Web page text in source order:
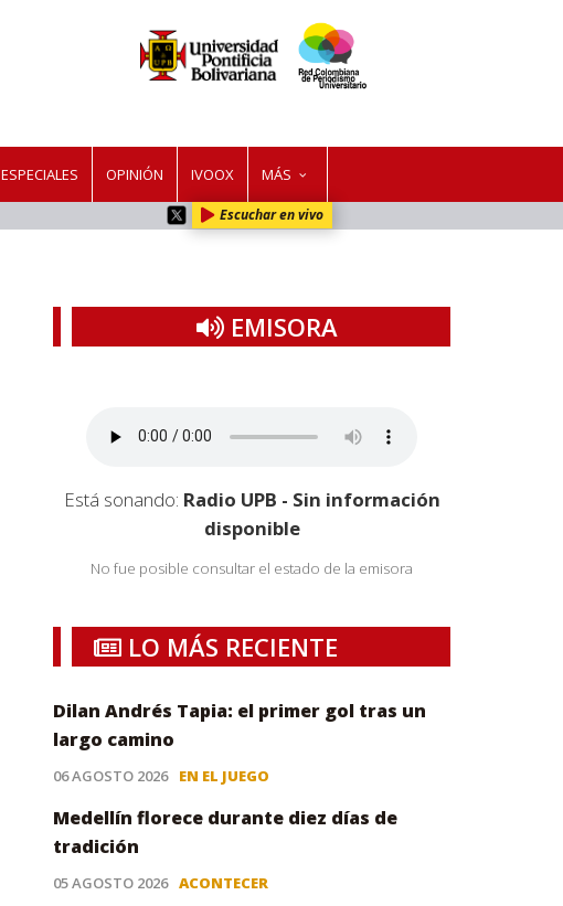
ESPECIALES OPINIÓN IVOOX MÁS
Escuchar en vivo
EMISORA
Está sonando: Radio UPB - Sin información
disponible
No fue posible consultar el estado de la emisora
LO MÁS RECIENTE
Dilan Andrés Tapia: el primer gol tras un
largo camino
06 AGOSTO 2026 EN EL JUEGO
Medellín florece durante diez días de
tradición
05 AGOSTO 2026 ACONTECER